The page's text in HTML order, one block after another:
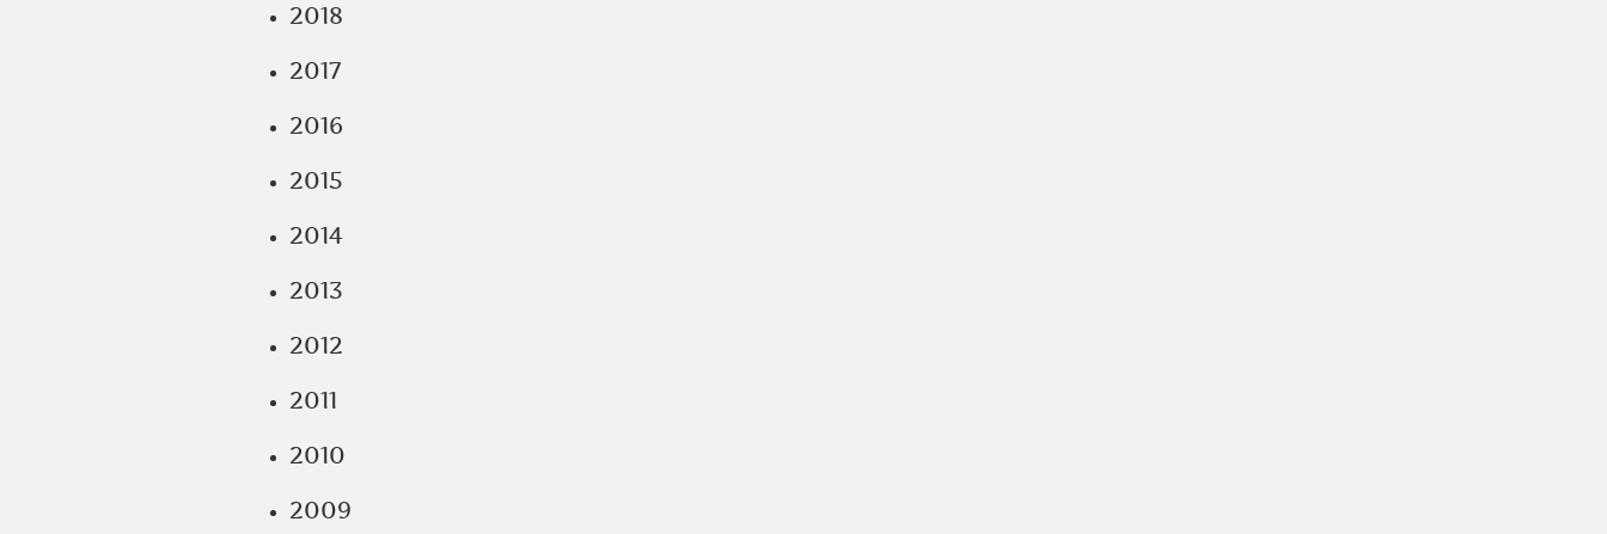
2018
2017
2016
2015
2014
2013
2012
2011
2010
2009